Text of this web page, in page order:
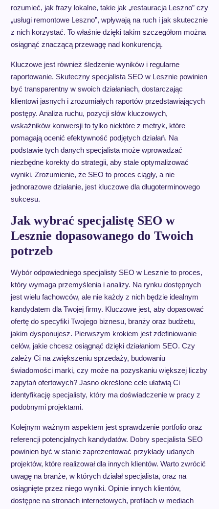
rozumieć, jak frazy lokalne, takie jak „restauracja Leszno” czy
„usługi remontowe Leszno”, wpływają na ruch i jak skutecznie
z nich korzystać. To właśnie dzięki takim szczegółom można
osiągnąć znaczącą przewagę nad konkurencją.
Kluczowe jest również śledzenie wyników i regularne
raportowanie. Skuteczny specjalista SEO w Lesznie powinien
być transparentny w swoich działaniach, dostarczając
klientowi jasnych i zrozumiałych raportów przedstawiających
postępy. Analiza ruchu, pozycji słów kluczowych,
wskaźników konwersji to tylko niektóre z metryk, które
pomagają ocenić efektywność podjętych działań. Na
podstawie tych danych specjalista może wprowadzać
niezbędne korekty do strategii, aby stale optymalizować
wyniki. Zrozumienie, że SEO to proces ciągły, a nie
jednorazowe działanie, jest kluczowe dla długoterminowego
sukcesu.
Jak wybrać specjalistę SEO w
Lesznie dopasowanego do Twoich
potrzeb
Wybór odpowiedniego specjalisty SEO w Lesznie to proces,
który wymaga przemyślenia i analizy. Na rynku dostępnych
jest wielu fachowców, ale nie każdy z nich będzie idealnym
kandydatem dla Twojej firmy. Kluczowe jest, aby dopasować
ofertę do specyfiki Twojego biznesu, branży oraz budżetu,
jakim dysponujesz. Pierwszym krokiem jest zdefiniowanie
celów, jakie chcesz osiągnąć dzięki działaniom SEO. Czy
zależy Ci na zwiększeniu sprzedaży, budowaniu
świadomości marki, czy może na pozyskaniu większej liczby
zapytań ofertowych? Jasno określone cele ułatwią Ci
identyfikację specjalisty, który ma doświadczenie w pracy z
podobnymi projektami.
Kolejnym ważnym aspektem jest sprawdzenie portfolio oraz
referencji potencjalnych kandydatów. Dobry specjalista SEO
powinien być w stanie zaprezentować przykłady udanych
projektów, które realizował dla innych klientów. Warto zwrócić
uwagę na branże, w których działał specjalista, oraz na
osiągnięte przez niego wyniki. Opinie innych klientów,
dostępne na stronach internetowych, profilach w mediach